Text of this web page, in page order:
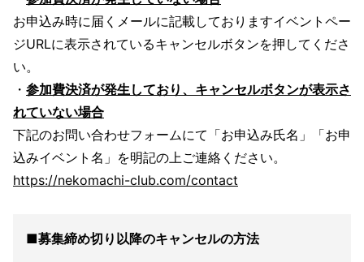
お申込み時に届くメールに記載しておりますイベントペー
ジURLに表示されているキャンセルボタンを押してくださ
い。
・ 参加費決済が発生しており、キャンセルボタンが表示さ
れていない場合
下記のお問い合わせフォームにて「お申込み氏名」「お申
込みイベント名」を明記の上ご連絡ください。
https://nekomachi-club.com/contact
■募集締め切り以降のキャンセルの方法